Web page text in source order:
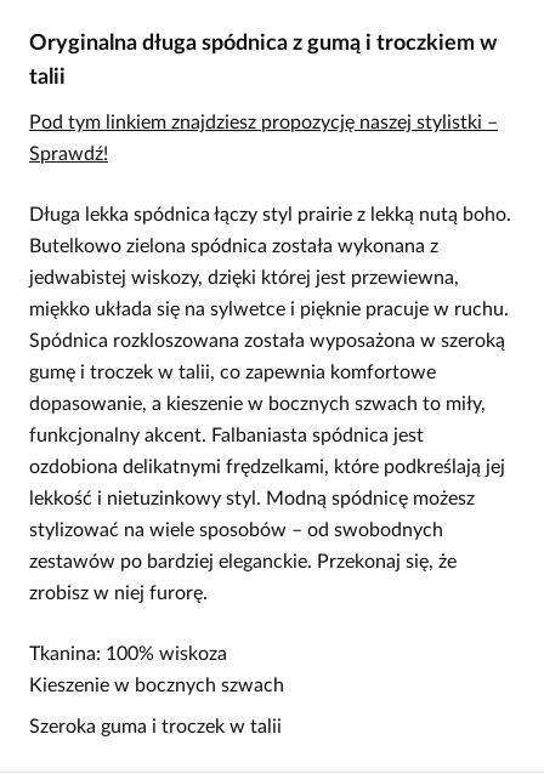
Oryginalna długa spódnica z gumą i troczkiem w
talii
Pod tym linkiem znajdziesz propozycję naszej stylistki –
Sprawdź!
Długa lekka spódnica łączy styl prairie z lekką nutą boho.
Butelkowo zielona spódnica została wykonana z
jedwabistej wiskozy, dzięki której jest przewiewna,
miękko układa się na sylwetce i pięknie pracuje w ruchu.
Spódnica rozkloszowana została wyposażona w szeroką
gumę i troczek w talii, co zapewnia komfortowe
dopasowanie, a kieszenie w bocznych szwach to miły,
funkcjonalny akcent. Falbaniasta spódnica jest
ozdobiona delikatnymi frędzelkami, które podkreślają jej
lekkość i nietuzinkowy styl. Modną spódnicę możesz
stylizować na wiele sposobów – od swobodnych
zestawów po bardziej eleganckie. Przekonaj się, że
zrobisz w niej furorę.
Tkanina: 100% wiskoza
Kieszenie w bocznych szwach
Szeroka guma i troczek w talii